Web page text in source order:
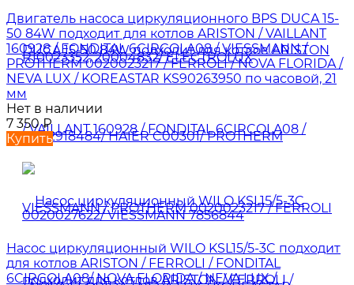
Двигатель насоса циркуляционного BPS DUCA 15-
50 84W подходит для котлов ARISTON / VAILLANT
160928 / FONDITAL 6CIRCOLA08 / VIESSMANN /
PROTHERM 0020023217 / FERROLI / NOVA FLORIDA /
NEVA LUX / KOREASTAR KS90263950 по часовой, 21
мм
Нет в наличии
7 350₽
Купить
Насос циркуляционный WILO KSL15/5-3C подходит
для котлов ARISTON / FERROLI / FONDITAL
6CIRCOLA08/ NOVA FLORIDA / NEVA LUX /